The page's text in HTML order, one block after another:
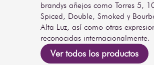
brandys añejos como Torres 5,
Spiced, Double, Smoked y
Alta Luz, así como otras
reconocidas internacionalmente.
Ver todos los productos